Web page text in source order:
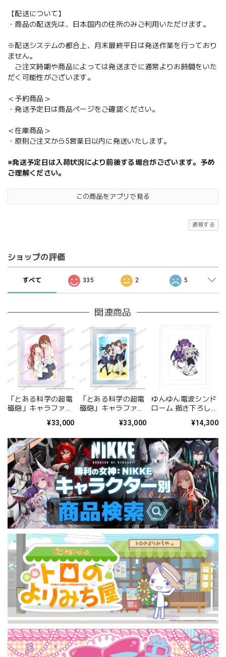
【配送について】
・商品の配送先は、日本国内の住所のみご利用いただけます。
※配送システムの都合上、月末最終平日は発送作業を行っており
ません。
ご注文時期や商品によっては発送までに通常よりお時間をいた
だく可能性がございます。
＜予約商品＞
・発送予定日は商品ページをご確認ください。
＜在庫商品＞
・原則ご注文から5営業日以内に発送いたします。
※発送予定日は入荷状況により前後する場合がございます。予め
ご理解ください。
この商品をアプリで見る
通報する
ショップの評価
すべて 335 2 5
関連商品
「とある科学の超電
磁砲」キャラファイ
¥33,000
「とある科学の超電
磁砲」キャラファイ
¥33,000
ゆんゆん電波シンド
ローム 描き下ろしキ
（Qちゃん&ゆんゆ
¥14,300